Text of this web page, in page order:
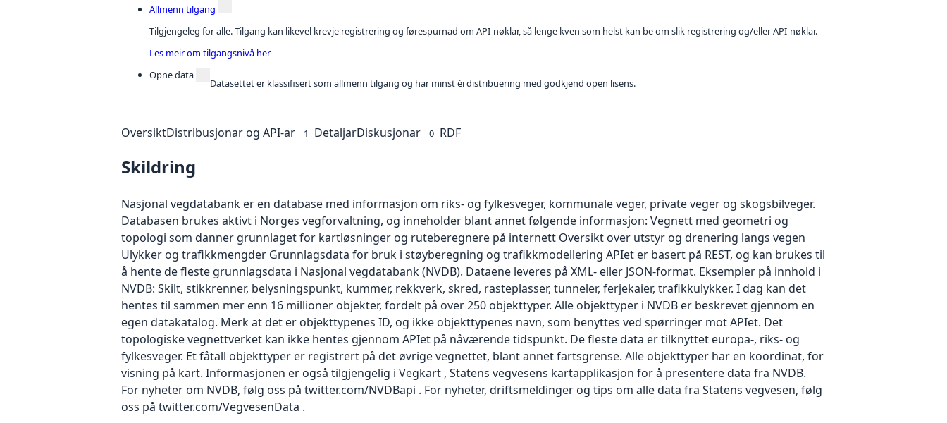
Allmenn tilgang
Tilgjengeleg for alle. Tilgang kan likevel krevje registrering og førespurnad om API-nøklar, så lenge kven som helst kan be om slik registrering og/eller API-nøklar.
Les meir om tilgangsnivå her
Opne data
Datasettet er klassifisert som allmenn tilgang og har minst éi distribuering med godkjend open lisens.
OversiktDistribusjonar og API-ar 1 DetaljarDiskusjonar 0 RDF
Skildring
Nasjonal vegdatabank er en database med informasjon om riks- og fylkesveger, kommunale veger, private veger og skogsbilveger.
Databasen brukes aktivt i Norges vegforvaltning, og inneholder blant annet følgende informasjon: Vegnett med geometri og
topologi som danner grunnlaget for kartløsninger og ruteberegnere på internett Oversikt over utstyr og drenering langs vegen
Ulykker og trafikkmengder Grunnlagsdata for bruk i støyberegning og trafikkmodellering APIet er basert på REST, og kan brukes til
å hente de fleste grunnlagsdata i Nasjonal vegdatabank (NVDB). Dataene leveres på XML- eller JSON-format. Eksempler på innhold i
NVDB: Skilt, stikkrenner, belysningspunkt, kummer, rekkverk, skred, rasteplasser, tunneler, ferjekaier, trafikkulykker. I dag kan det
hentes til sammen mer enn 16 millioner objekter, fordelt på over 250 objekttyper. Alle objekttyper i NVDB er beskrevet gjennom en
egen datakatalog. Merk at det er objekttypenes ID, og ikke objekttypenes navn, som benyttes ved spørringer mot APIet. Det
topologiske vegnettverket kan ikke hentes gjennom APIet på nåværende tidspunkt. De fleste data er tilknyttet europa-, riks- og
fylkesveger. Et fåtall objekttyper er registrert på det øvrige vegnettet, blant annet fartsgrense. Alle objekttyper har en koordinat, for
visning på kart. Informasjonen er også tilgjengelig i Vegkart , Statens vegvesens kartapplikasjon for å presentere data fra NVDB.
For nyheter om NVDB, følg oss på twitter.com/NVDBapi . For nyheter, driftsmeldinger og tips om alle data fra Statens vegvesen, følg
oss på twitter.com/VegvesenData .